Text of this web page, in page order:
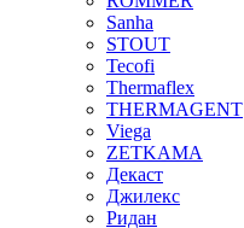
Sanha
STOUT
Tecofi
Thermaflex
THERMAGENT
Viega
ZETKAMA
Декаст
Джилекс
Ридан